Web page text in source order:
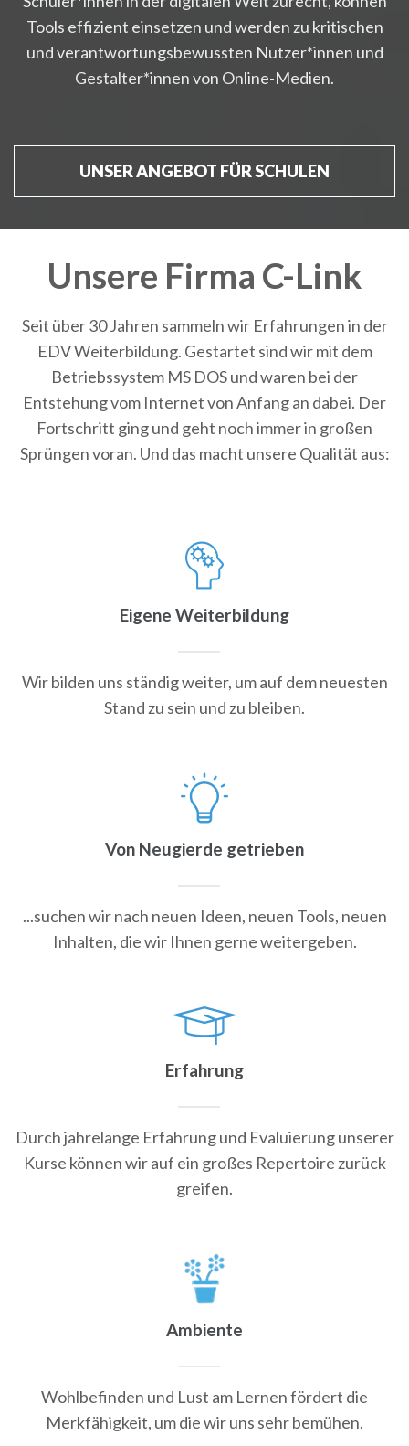
Tools effizient einsetzen und werden zu kritischen
und verantwortungsbewussten Nutzer*innen und
Gestalter*innen von Online-Medien.
UNSER ANGEBOT FÜR SCHULEN
Unsere Firma C-Link
Seit über 30 Jahren sammeln wir Erfahrungen in der
EDV Weiterbildung. Gestartet sind wir mit dem
Betriebssystem MS DOS und waren bei der
Entstehung vom Internet von Anfang an dabei. Der
Fortschritt ging und geht noch immer in großen
Sprüngen voran. Und das macht unsere Qualität aus:
Eigene Weiterbildung
Wir bilden uns ständig weiter, um auf dem neuesten
Stand zu sein und zu bleiben.
Von Neugierde getrieben
...suchen wir nach neuen Ideen, neuen Tools, neuen
Inhalten, die wir Ihnen gerne weitergeben.
Erfahrung
Durch jahrelange Erfahrung und Evaluierung unserer
Kurse können wir auf ein großes Repertoire zurück
greifen.
Ambiente
Wohlbefinden und Lust am Lernen fördert die
Merkfähigkeit, um die wir uns sehr bemühen.